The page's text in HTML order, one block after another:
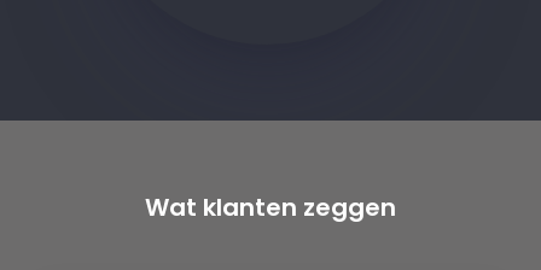
Wat klanten zeggen